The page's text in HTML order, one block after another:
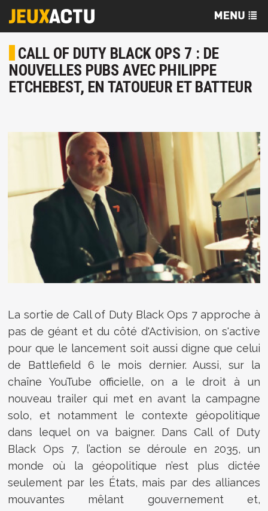
CALL OF DUTY BLACK OPS 7 : DE
NOUVELLES PUBS AVEC PHILIPPE
ETCHEBEST, EN TATOUEUR ET BATTEUR
La sortie de Call of Duty Black Ops 7 approche à
pas de géant et du côté d'Activision, on s'active
pour que le lancement soit aussi digne que celui
de Battlefield 6 le mois dernier. Aussi, sur la
chaîne YouTube officielle, on a le droit à un
nouveau trailer qui met en avant la campagne
solo, et notamment le contexte géopolitique
dans lequel on va baigner. Dans Call of Duty
Black Ops 7, l’action se déroule en 2035, un
monde où la géopolitique n’est plus dictée
seulement par les États, mais par des alliances
mouvantes mêlant gouvernement et,